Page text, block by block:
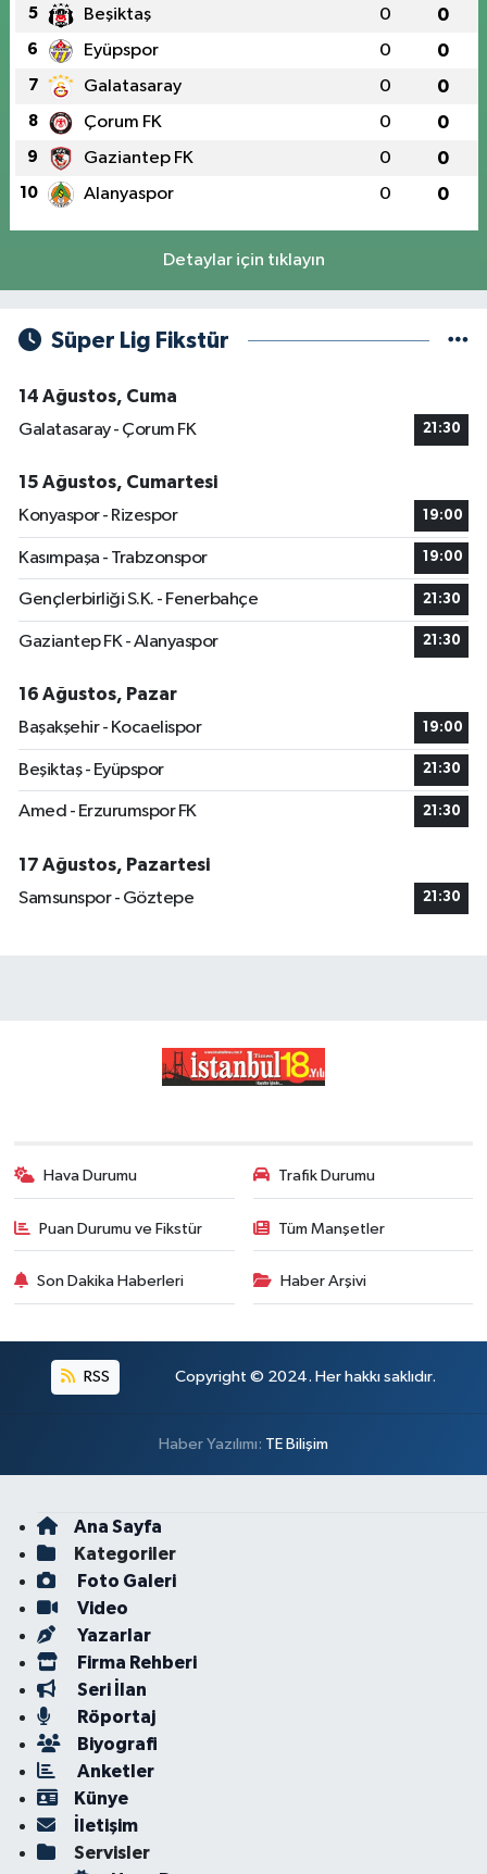
5 Beşiktaş 0 0
6 Eyüpspor 0 0
7 Galatasaray 0 0
8 Çorum FK 0 0
9 Gaziantep FK 0 0
10 Alanyaspor 0 0
Detaylar için tıklayın
Süper Lig Fikstür
14 Ağustos, Cuma
Galatasaray - Çorum FK
21:30
15 Ağustos, Cumartesi
Konyaspor - Rizespor
19:00
Kasımpaşa - Trabzonspor 19:00
Gençlerbirliği S.K. - Fenerbahçe 21:30
Gaziantep FK - Alanyaspor 21:30
16 Ağustos, Pazar
Başakşehir - Kocaelispor
19:00
Beşiktaş - Eyüpspor 21:30
Amed - Erzurumspor FK 21:30
17 Ağustos, Pazartesi
Samsunspor - Göztepe
21:30
Hava Durumu Trafik Durumu
Puan Durumu ve Fikstür Tüm Manşetler
Son Dakika Haberleri Haber Arşivi
RSS Copyright © 2024. Her hakkı saklıdır.
Haber Yazılımı: TE Bilişim
Ana Sayfa
Kategoriler
Foto Galeri
Video
Yazarlar
Firma Rehberi
Seri İlan
Röportaj
Biyografi
Anketler
Künye
İletişim
Servisler